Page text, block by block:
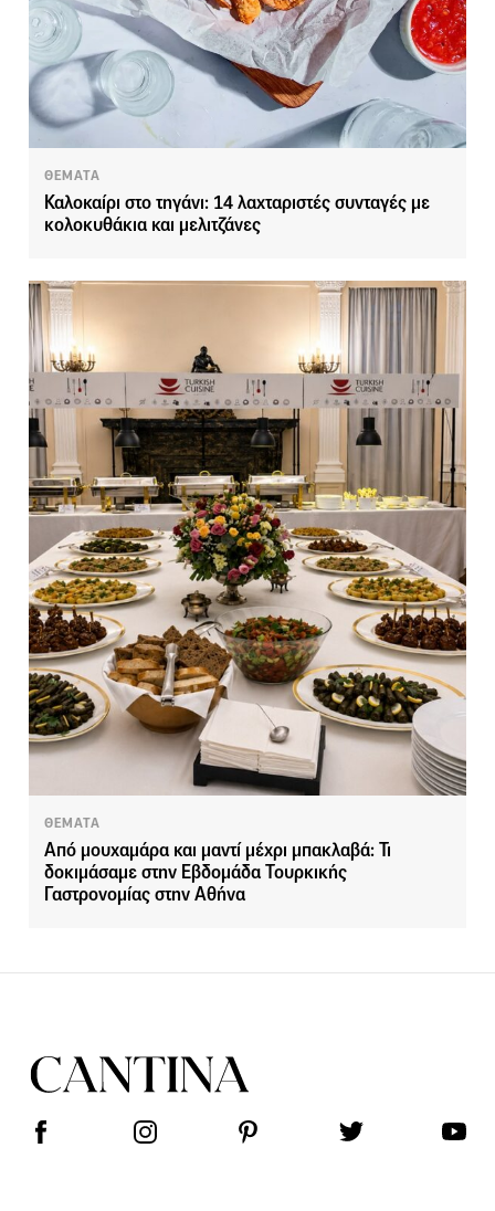
ΘΕΜΑΤΑ
Καλοκαίρι στο τηγάνι: 14 λαχταριστές συνταγές με
κολοκυθάκια και μελιτζάνες
ΘΕΜΑΤΑ
Από μουχαμάρα και μαντί μέχρι μπακλαβά: Τι
δοκιμάσαμε στην Εβδομάδα Τουρκικής
Γαστρονομίας στην Αθήνα